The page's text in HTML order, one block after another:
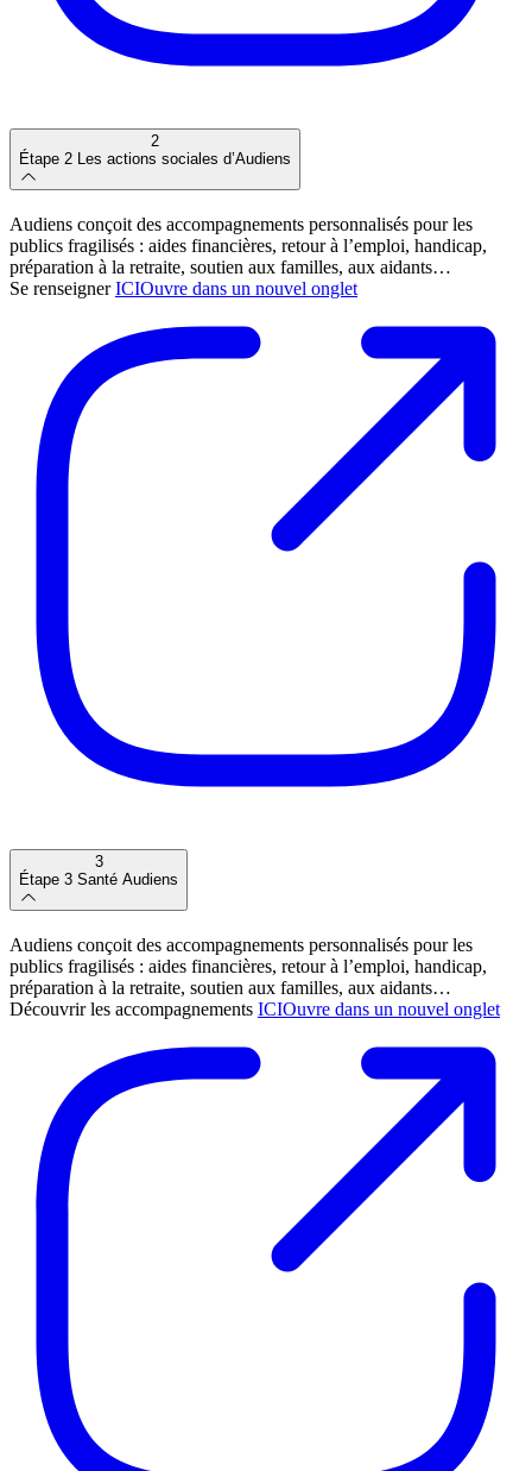
2
Étape 2
Les actions sociales d’Audiens
Audiens conçoit des accompagnements personnalisés pour les
publics fragilisés : aides financières, retour à l’emploi, handicap,
préparation à la retraite, soutien aux familles, aux aidants…
Se renseignerICIOuvre dans un nouvel onglet
3
Étape 3 Santé Audiens
Audiens conçoit des accompagnements personnalisés pour les
publics fragilisés : aides financières, retour à l’emploi, handicap,
préparation à la retraite, soutien aux familles, aux aidants…
Découvrir les accompagnements ICIOuvre dans un nouvel onglet